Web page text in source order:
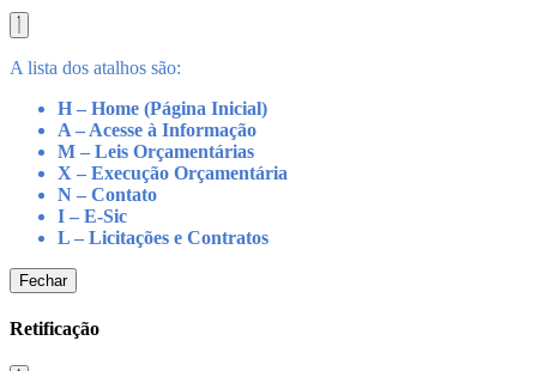
A lista dos atalhos são:
H – Home (Página Inicial)
A – Acesse à Informação
M – Leis Orçamentárias
X – Execução Orçamentária
N – Contato
I – E-Sic
L – Licitações e Contratos
Fechar
Retificação